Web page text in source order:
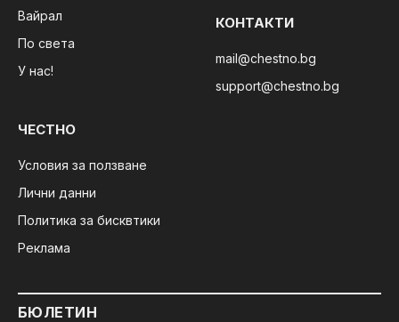
Вайрал
По света
У нас!
КОНТАКТИ
mail@chestno.bg
support@chestno.bg
ЧЕСТНО
Условия за ползване
Лични данни
Политика за бисквтики
Реклама
БЮЛЕТИН